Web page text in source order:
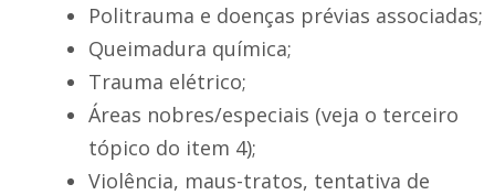
Politrauma e doenças prévias associadas;
Queimadura química;
Trauma elétrico;
Áreas nobres/especiais (veja o terceiro
tópico do item 4);
Violência, maus-tratos, tentativa de